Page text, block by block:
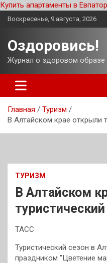
Купить апартаменты в
Перейти
Воскресенье, 9 августа, 2026
Оздоровись!
Журнал о здоровом образе
Главная
Туризм
В Алтайском крае открыли
ТУРИЗМ
В Алтайском
ТАСС
Туристический сезон в
праздником "Цветение